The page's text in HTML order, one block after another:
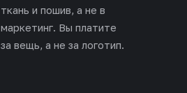
ткань и пошив, а не в
маркетинг. Вы платите
за вещь, а не за логотип.